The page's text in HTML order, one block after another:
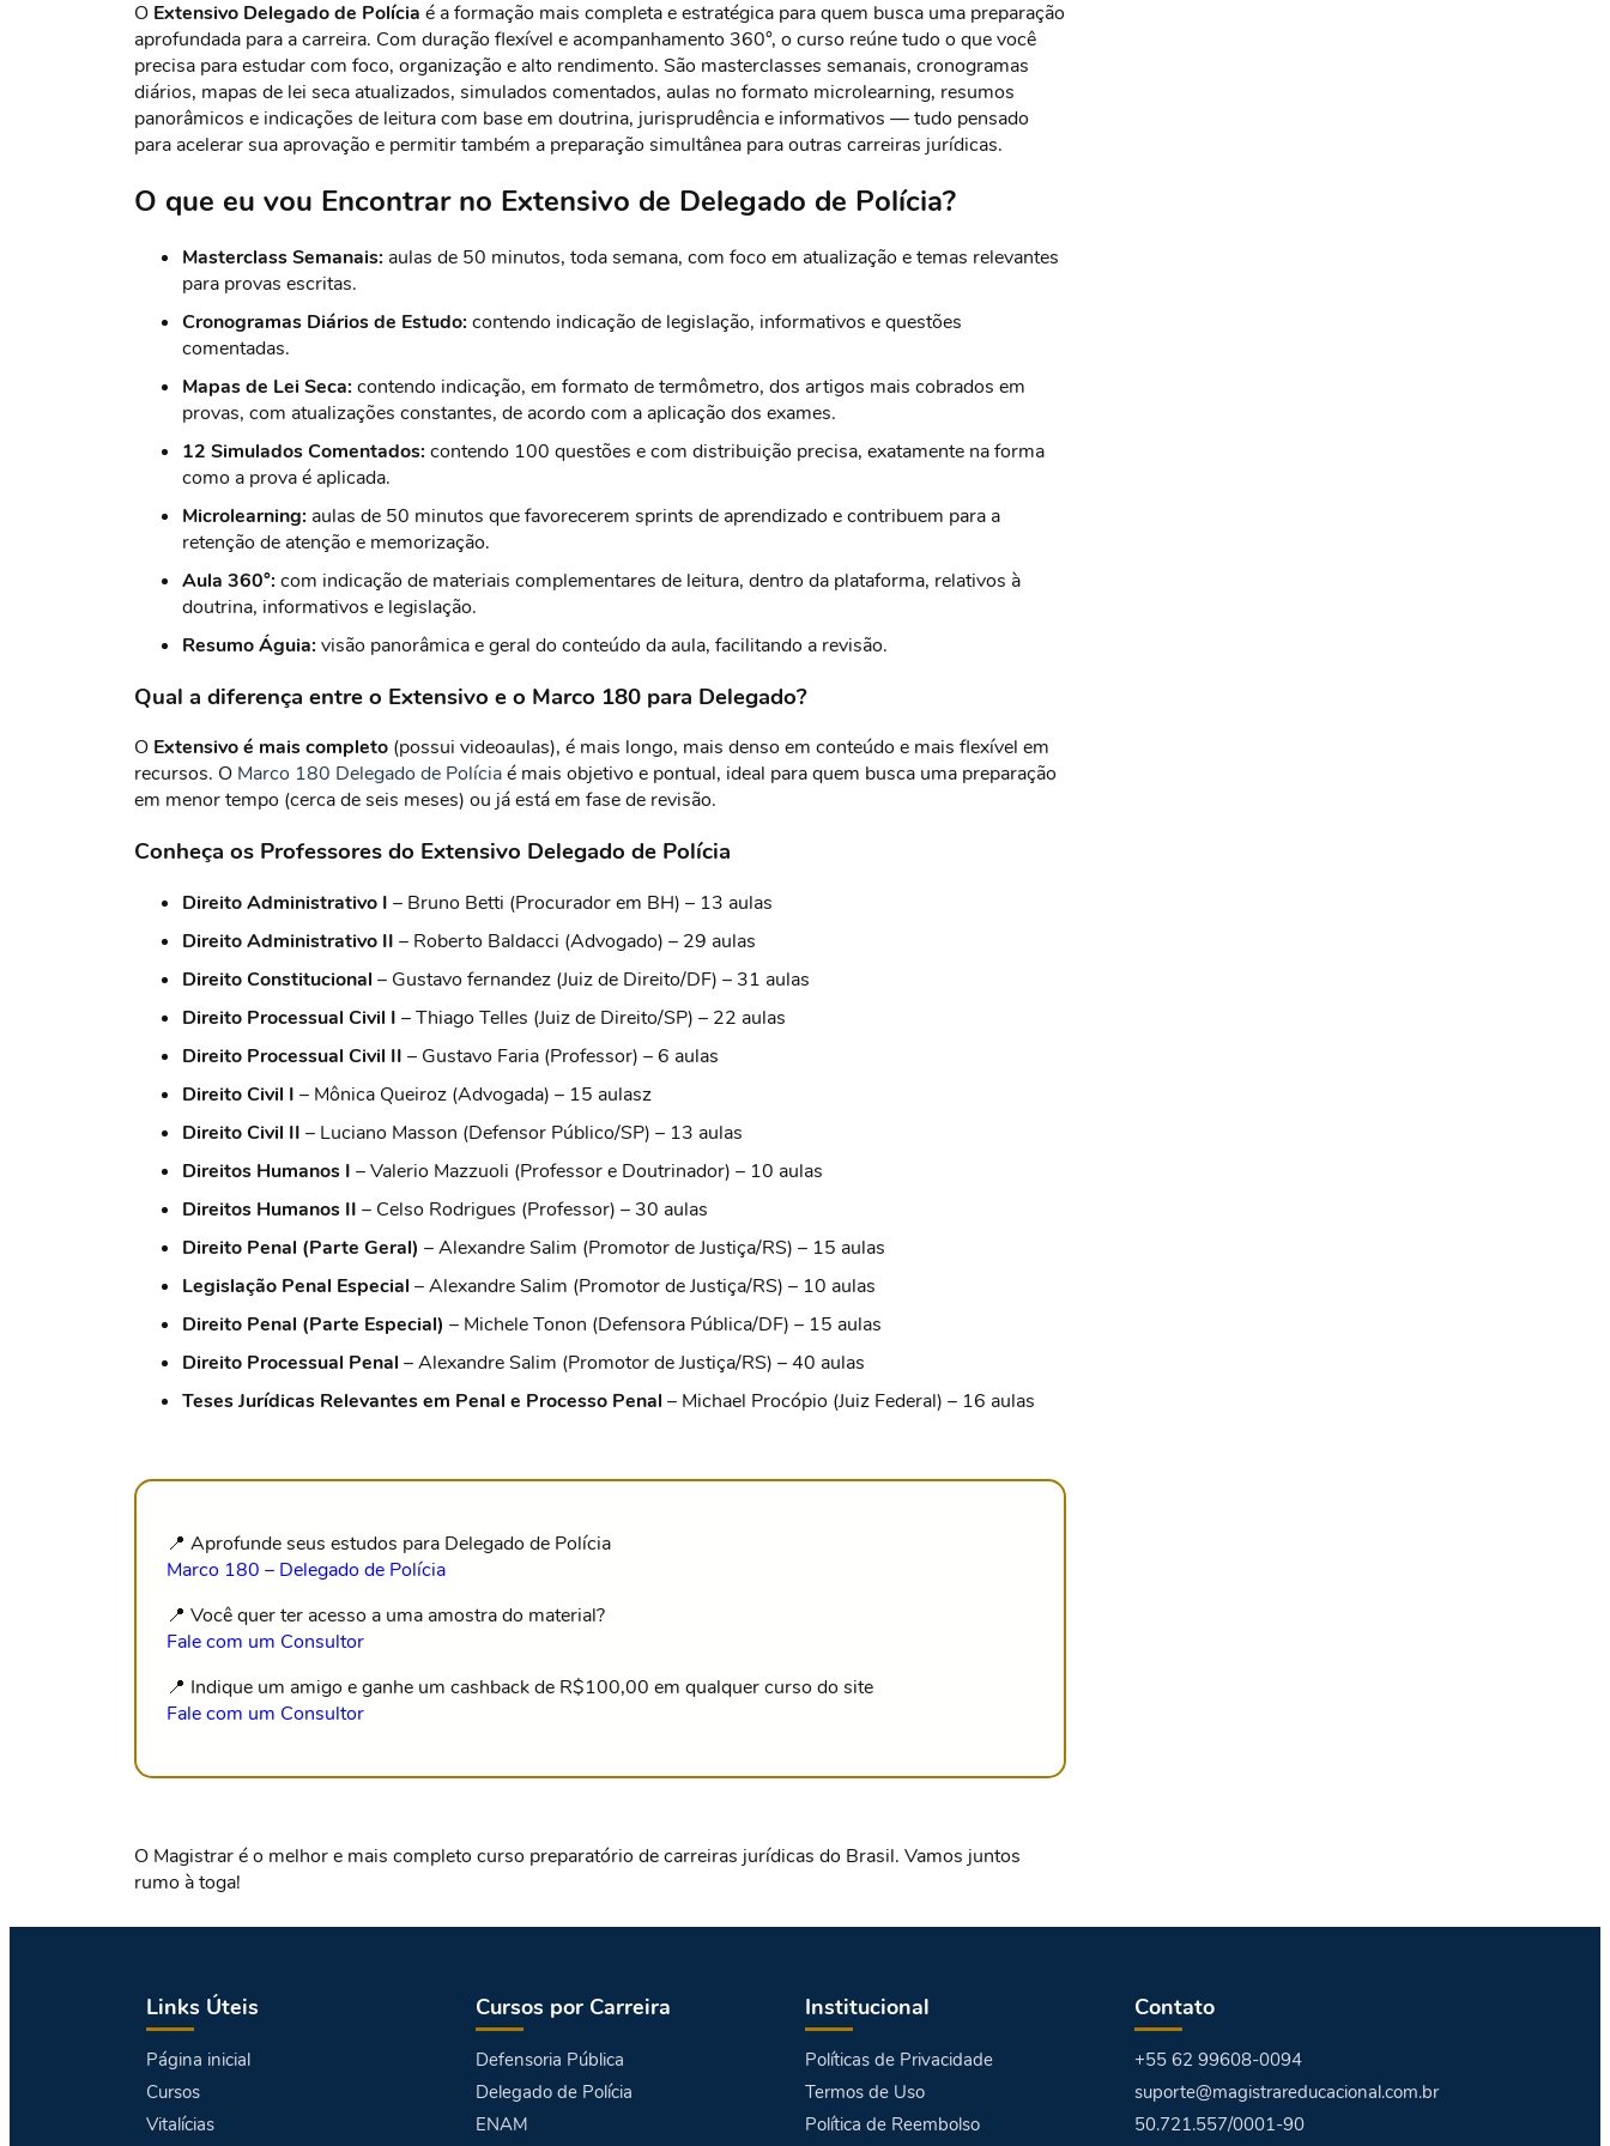
O Extensivo Delegado de Polícia é a formação mais completa e estratégica para quem busca uma preparação
aprofundada para a carreira. Com duração flexível e acompanhamento 360°, o curso reúne tudo o que você
precisa para estudar com foco, organização e alto rendimento. São masterclasses semanais, cronogramas
diários, mapas de lei seca atualizados, simulados comentados, aulas no formato microlearning, resumos
panorâmicos e indicações de leitura com base em doutrina, jurisprudência e informativos — tudo pensado
para acelerar sua aprovação e permitir também a preparação simultânea para outras carreiras jurídicas.
O que eu vou Encontrar no Extensivo de Delegado de Polícia?
Masterclass Semanais: aulas de 50 minutos, toda semana, com foco em atualização e temas relevantes
para provas escritas.
Cronogramas Diários de Estudo: contendo indicação de legislação, informativos e questões
comentadas.
Mapas de Lei Seca: contendo indicação, em formato de termômetro, dos artigos mais cobrados em
provas, com atualizações constantes, de acordo com a aplicação dos exames.
12 Simulados Comentados: contendo 100 questões e com distribuição precisa, exatamente na forma
como a prova é aplicada.
Microlearning: aulas de 50 minutos que favorecerem sprints de aprendizado e contribuem para a
retenção de atenção e memorização.
Aula 360°: com indicação de materiais complementares de leitura, dentro da plataforma, relativos à
doutrina, informativos e legislação.
Resumo Águia: visão panorâmica e geral do conteúdo da aula, facilitando a revisão.
Qual a diferença entre o Extensivo e o Marco 180 para Delegado?
O Extensivo é mais completo (possui videoaulas), é mais longo, mais denso em conteúdo e mais flexível em
recursos. O Marco 180 Delegado de Políciaé mais objetivo e pontual, ideal para quem busca uma preparação
em menor tempo (cerca de seis meses) ou já está em fase de revisão.
Conheça os Professores do Extensivo Delegado de Polícia
Direito Administrativo I – Bruno Betti (Procurador em BH) – 13 aulas
Direito Administrativo II – Roberto Baldacci (Advogado) – 29 aulas
Direito Constitucional – Gustavo fernandez (Juiz de Direito/DF) – 31 aulas
Direito Processual Civil I – Thiago Telles (Juiz de Direito/SP) – 22 aulas
Direito Processual Civil II – Gustavo Faria (Professor) – 6 aulas
Direito Civil I – Mônica Queiroz (Advogada) – 15 aulasz
Direito Civil II – Luciano Masson (Defensor Público/SP) – 13 aulas
Direitos Humanos I – Valerio Mazzuoli (Professor e Doutrinador) – 10 aulas
Direitos Humanos II – Celso Rodrigues (Professor) – 30 aulas
Direito Penal (Parte Geral) – Alexandre Salim (Promotor de Justiça/RS) – 15 aulas
Legislação Penal Especial – Alexandre Salim (Promotor de Justiça/RS) – 10 aulas
Direito Penal (Parte Especial) – Michele Tonon (Defensora Pública/DF) – 15 aulas
Direito Processual Penal – Alexandre Salim (Promotor de Justiça/RS) – 40 aulas
Teses Jurídicas Relevantes em Penal e Processo Penal – Michael Procópio (Juiz Federal) – 16 aulas
📍 Aprofunde seus estudos para Delegado de Polícia
Marco 180 – Delegado de Polícia
📍 Você quer ter acesso a uma amostra do material?
Fale com um Consultor
📍 Indique um amigo e ganhe um cashback de R$100,00 em qualquer curso do site
Fale com um Consultor
O Magistrar é o melhor e mais completo curso preparatório de carreiras jurídicas do Brasil. Vamos juntos
rumo à toga!
Links Úteis
Página inicial
Cursos
Vitalícias
Cursos por Carreira
Defensoria Pública
Delegado de Polícia
ENAM
Institucional
Políticas de Privacidade
Termos de Uso
Política de Reembolso
Contato
+55 62 99608-0094
suporte@magistrareducacional.com.br
50.721.557/0001-90